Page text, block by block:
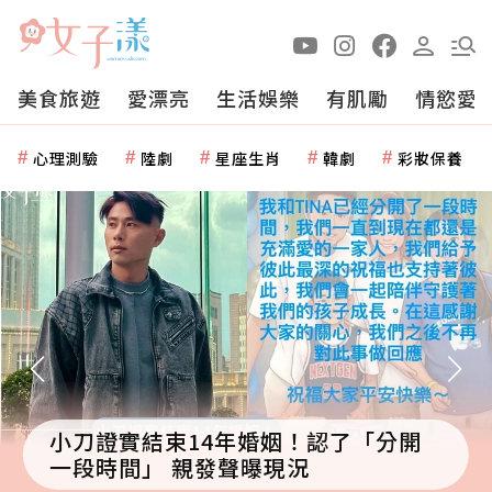
美食旅遊 愛漂亮 生活娛樂 有肌勵 情慾愛
心理測驗 陸劇 星座生肖 韓劇 彩妝保養
小刀證實結束14年婚姻！認了「分開
一段時間」 親發聲曝現況